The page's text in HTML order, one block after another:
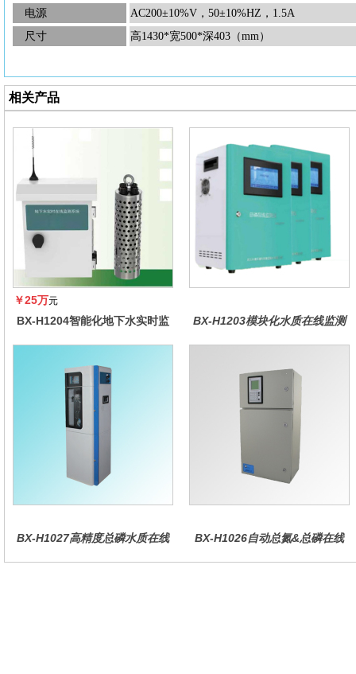
电源
AC200±10%V，50±10%HZ，1.5A
尺寸
高1430*宽500*深403（mm）
相关产品
￥25万元
BX-H1204智能化地下水实时监
BX-H1203模块化水质在线监测
BX-H1027高精度总磷水质在线
BX-H1026自动总氮&总磷在线